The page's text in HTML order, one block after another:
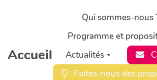
Aller au contenu principal
Accueil
Qui sommes-nous
Programme et
Actualités
Faites-nous des